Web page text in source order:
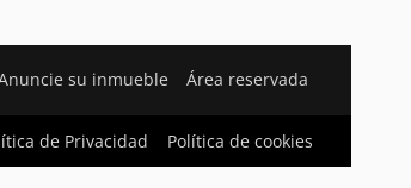
su inmueble Área reservada
de Privacidad Política de cookies